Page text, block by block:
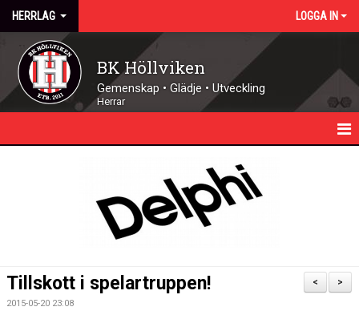
HERRLAG LOGGA IN
BK Höllviken
Gemenskap • Glädje • Utveckling
Herrar
MATCHER
>
<
Tillskott i spelartruppen!
2015-05-20 23:08